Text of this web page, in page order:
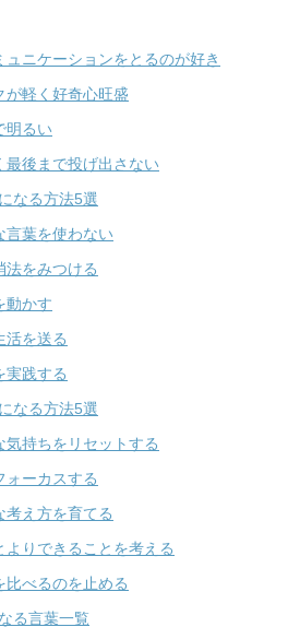
ュニケーションをとるのが好き
が軽く好奇心旺盛
明るい
最後まで投げ出さない
なる方法5選
言葉を使わない
法をみつける
動かす
活を送る
実践する
なる方法5選
気持ちをリセットする
ォーカスする
考え方を育てる
よりできることを考える
比べるのを止める
る言葉一覧